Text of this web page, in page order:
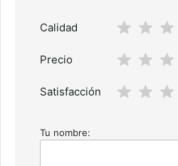
Calidad
Precio
Satisfacción
Tu nombre: